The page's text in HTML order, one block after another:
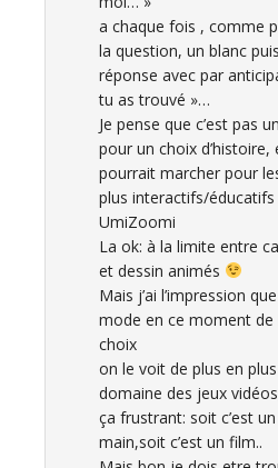
a chaque fois , comme
la question, un blanc
réponse avec par
tu as trouvé »…
Je pense que c’est pas
pour un choix d’histoire,
pourrait marcher pour
plus interactifs/
UmiZoomi
La ok: à la limite entre
et dessin animés
Mais j’ai l’impression
mode en ce moment
choix
on le voit de plus en
domaine des jeux
ça frustrant: soit c’est
main,soit c’est un film..